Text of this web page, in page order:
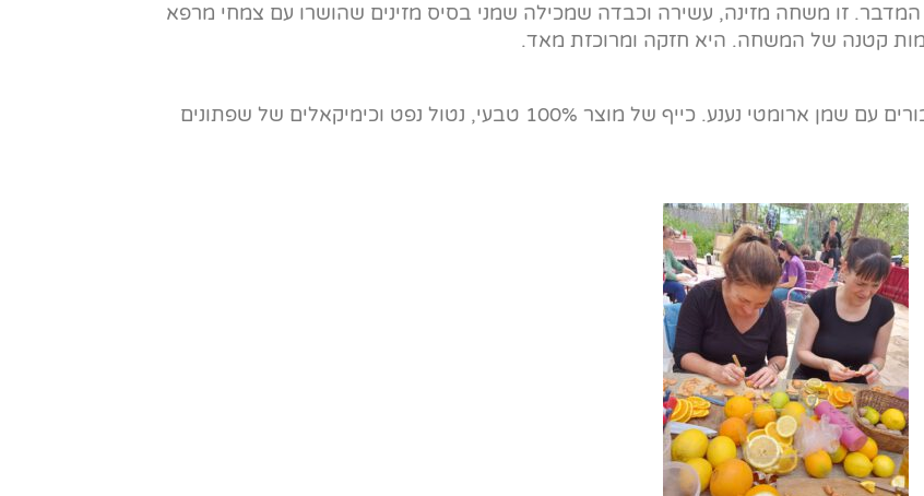
זו משחה מזינה, עשירה וכבדה שמכילה שמני בסיס מזינים שהושרו עם צמחי מרפא
כמות קטנה של המשחה. היא חזקה ומרוכזת מאד.
של הקואופ מכיל שמן שקדים מתוק, חמאת שיאה ודונג דבורים עם שמן ארומטי נענע. כייף של מוצר 100% טבעי, נטול נפט וכימיקאלים של שפתונים